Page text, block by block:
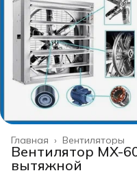
Вентиляторы
Главная ›
Вентилятор MX-
вытяжной